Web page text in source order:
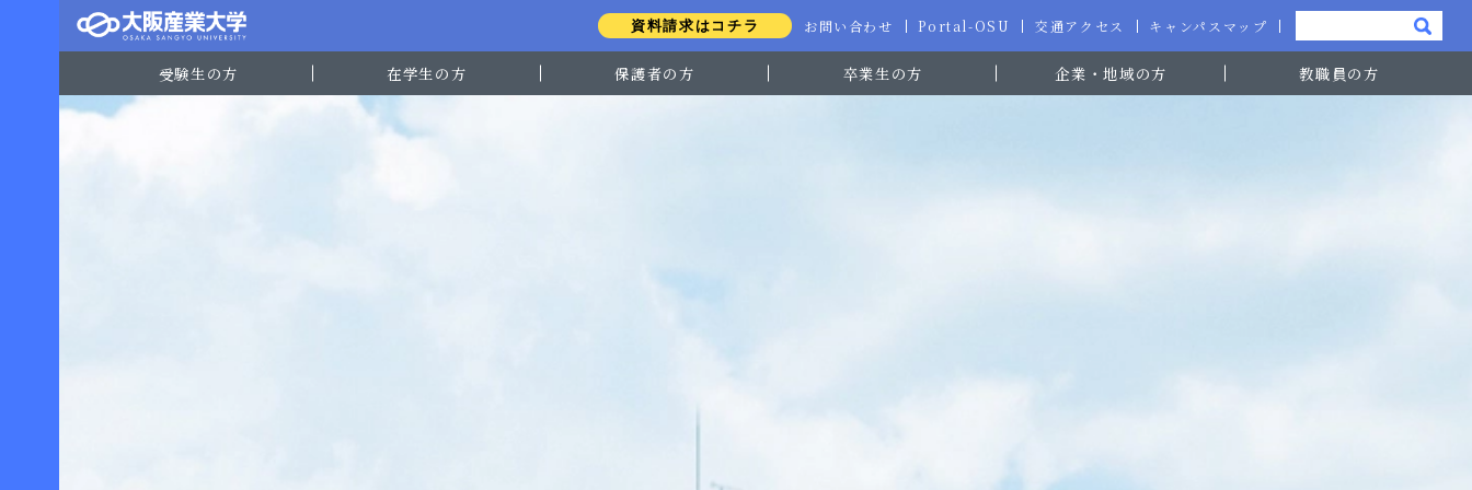
資料請求はコチラ お問い合わせ Portal-OSU 交通アクセス キャンパスマップ
受験生の方 在学生の方 保護者の方 卒業生の方 企業・地域の方 教職員の方